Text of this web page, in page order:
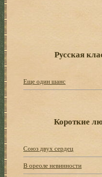
Русская
Еще один шанс
Короткие
Союз двух сердец
В ореоле невинности